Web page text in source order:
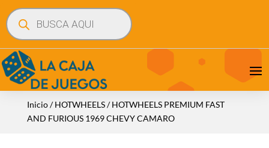
Búsqueda
de
productos
Inicio/HOTWHEELS/ HOTWHEELS PREMIUM FAST
AND FURIOUS 1969 CHEVY CAMARO